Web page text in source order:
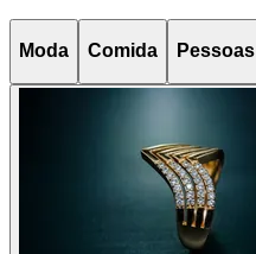
Moda Comida Pessoas